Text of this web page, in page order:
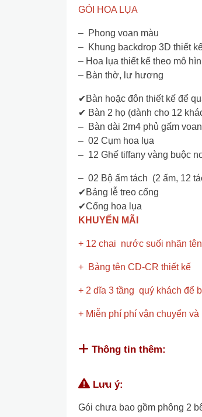
GÓI HOA LỤA
– Phong voan màu
– Khung backdrop 3D thiết
– Hoa lụa thiết kế theo mô
– Bàn thờ, lư hương
✔Bàn hoặc đôn thiết kế để
✔ Bàn 2 họ (dành cho 12
– Bàn dài 2m4 phủ gấm
– 02 Cụm hoa lụa
– 12 Ghế tiffany vàng buộc
– 02 Bộ ấm tách (2 ấm, 12
✔Bảng lễ treo cổng
✔Cổng hoa lụa
KHUYẾN MÃI
+ 12 chai nước suối nhãn
+ Bảng tên CD-CR thiết kế
+ 2 dĩa 3 tầng quý khách để
+ Miễn phí phí vận chuyển
Thông tin thêm:
Lưu ý:
Gói chưa bao gồm phông 2